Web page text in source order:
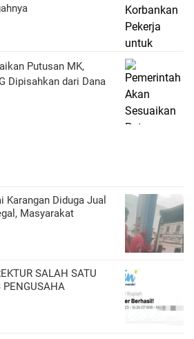
Putusan MK,
Dipisahkan dari Dana
Karangan Diduga Jual
Masyarakat
SALAH SATU
PENGUSAHA